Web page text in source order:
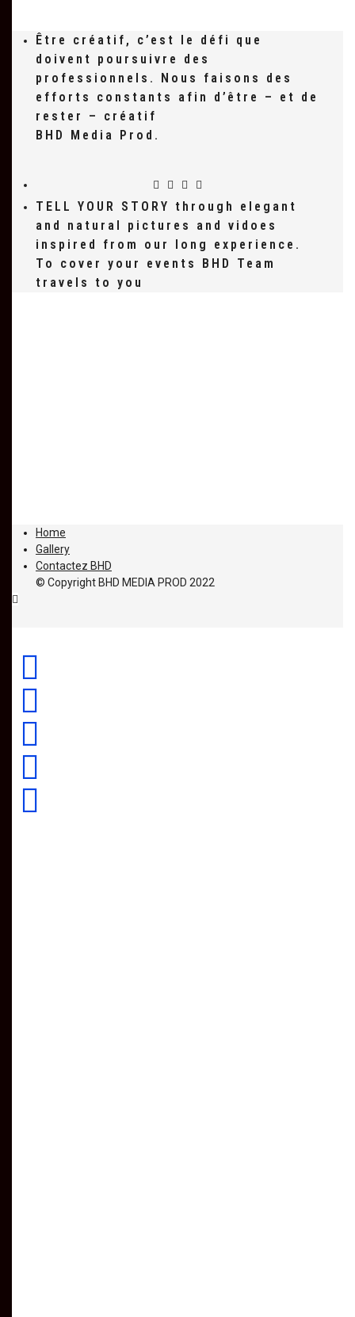
Être créatif, c’est le défi que
doivent poursuivre des
professionnels. Nous faisons des
efforts constants afin d’être – et de
rester – créatif
BHD Media Prod.
TELL YOUR STORY through elegant
and natural pictures and vidoes
inspired from our long experience.
To cover your events BHD Team
travels to you
Home
Gallery
Contactez BHD
© Copyright BHD MEDIA PROD 2022